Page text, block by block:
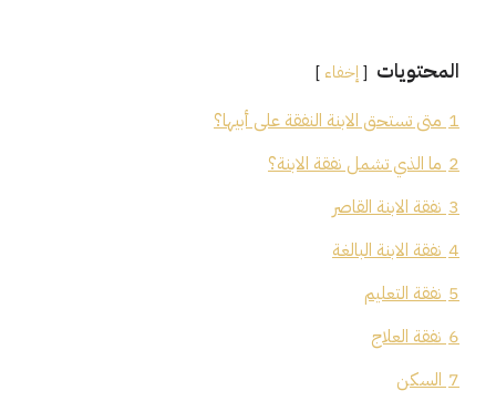
المحتويات إخفاء
1 متى تستحق الابنة النفقة على أبيها؟
2 ما الذي تشمل نفقة الابنة؟
3 نفقة الابنة القاصر
4 نفقة الابنة البالغة
5 نفقة التعليم
6 نفقة العلاج
7 السكن